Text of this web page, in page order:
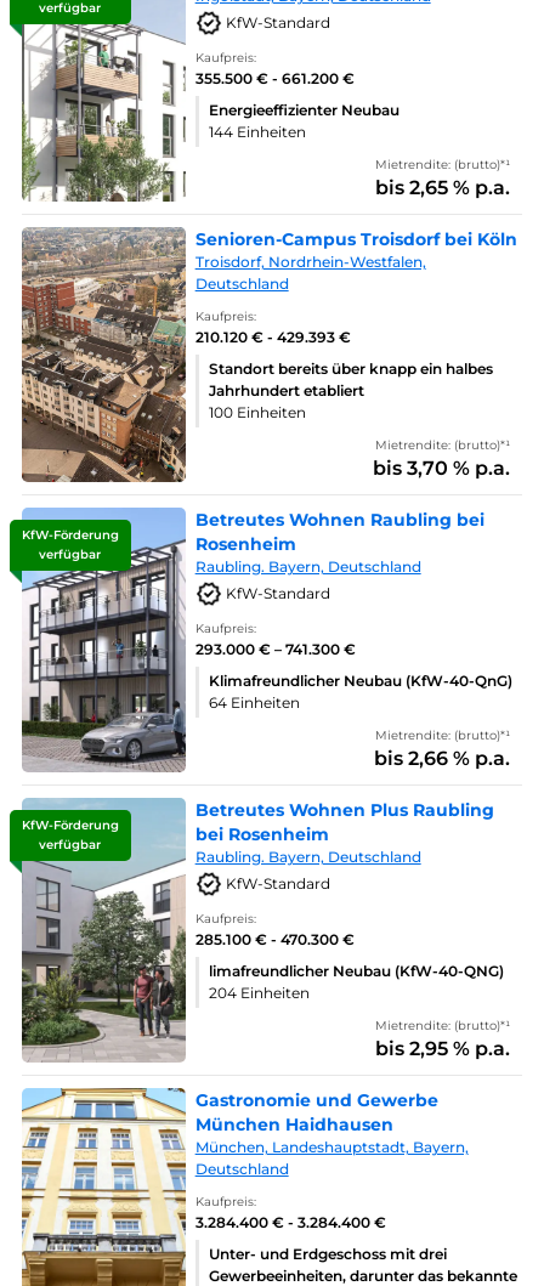
verfügbar
KfW-Standard
Kaufpreis:
355.500 € - 661.200 €
Energieeffizienter Neubau
144 Einheiten
Mietrendite: (brutto)*¹
bis 2,65 % p.a.
Senioren-Campus Troisdorf bei Köln
Troisdorf, Nordrhein-Westfalen,
Deutschland
Kaufpreis:
210.120 € - 429.393 €
Standort bereits über knapp ein halbes
Jahrhundert etabliert
100 Einheiten
Mietrendite: (brutto)*¹
bis 3,70 % p.a.
KfW-Förderung
verfügbar
Betreutes Wohnen Raubling bei
Rosenheim
Raubling. Bayern, Deutschland
KfW-Standard
Kaufpreis:
293.000 € – 741.300 €
Klimafreundlicher Neubau (KfW-40-QnG)
64 Einheiten
Mietrendite: (brutto)*¹
bis 2,66 % p.a.
KfW-Förderung
verfügbar
Betreutes Wohnen Plus Raubling
bei Rosenheim
Raubling. Bayern, Deutschland
KfW-Standard
Kaufpreis:
285.100 € - 470.300 €
limafreundlicher Neubau (KfW-40-QNG)
204 Einheiten
Mietrendite: (brutto)*¹
bis 2,95 % p.a.
Gastronomie und Gewerbe
München Haidhausen
München, Landeshauptstadt, Bayern,
Deutschland
Kaufpreis:
3.284.400 € - 3.284.400 €
Unter- und Erdgeschoss mit drei
Gewerbeeinheiten, darunter das bekannte